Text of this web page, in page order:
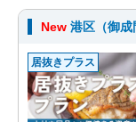
New 港区（御
居抜きプラス